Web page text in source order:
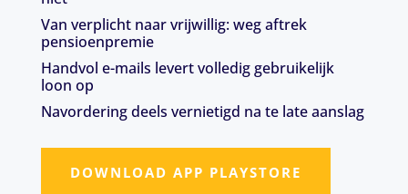
Van verplicht naar vrijwillig: weg aftrek
pensioenpremie
Handvol e-mails levert volledig gebruikelijk
loon op
Navordering deels vernietigd na te late aanslag
DOWNLOAD APP PLAYSTORE